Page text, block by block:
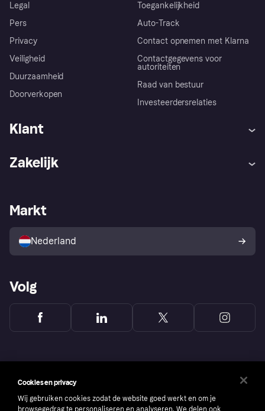
Legal
Pers
Privacy
Veiligheid
Duurzaamheid
Doorverkopen
Toegankelijkheid
Auto-Track
Contact opnemen met Klarna
Contactgegevens voor
autoriteiten
Raad van bestuur
Investeerdersrelaties
Klant
Winkeloverzicht
Kopersbescherming voor
consumenten
Zakelijk
Zakelijke login
Markt
Nederland
Volg
Cookies en privacy
Wij gebruiken cookies zodat de website goed werkt en om je
browsegedrag te personaliseren en analyseren. We delen ook